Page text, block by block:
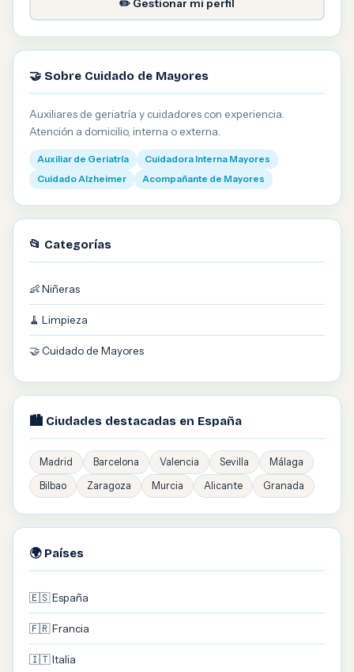
✏️ Gestionar mi perfil
🤝 Sobre Cuidado de Mayores
Auxiliares de geriatría y cuidadores con experiencia.
Atención a domicilio, interna o externa.
Auxiliar de Geriatría
Cuidadora Interna Mayores
Cuidado Alzheimer
Acompañante de Mayores
📂 Categorías
👶 Niñeras
🧹 Limpieza
🤝 Cuidado de Mayores
🏙️ Ciudades destacadas en España
Madrid Barcelona Valencia Sevilla
Málaga
Bilbao
Zaragoza Murcia Alicante Granada
🌍 Países
🇪🇸 España
🇫🇷 Francia
🇮🇹 Italia